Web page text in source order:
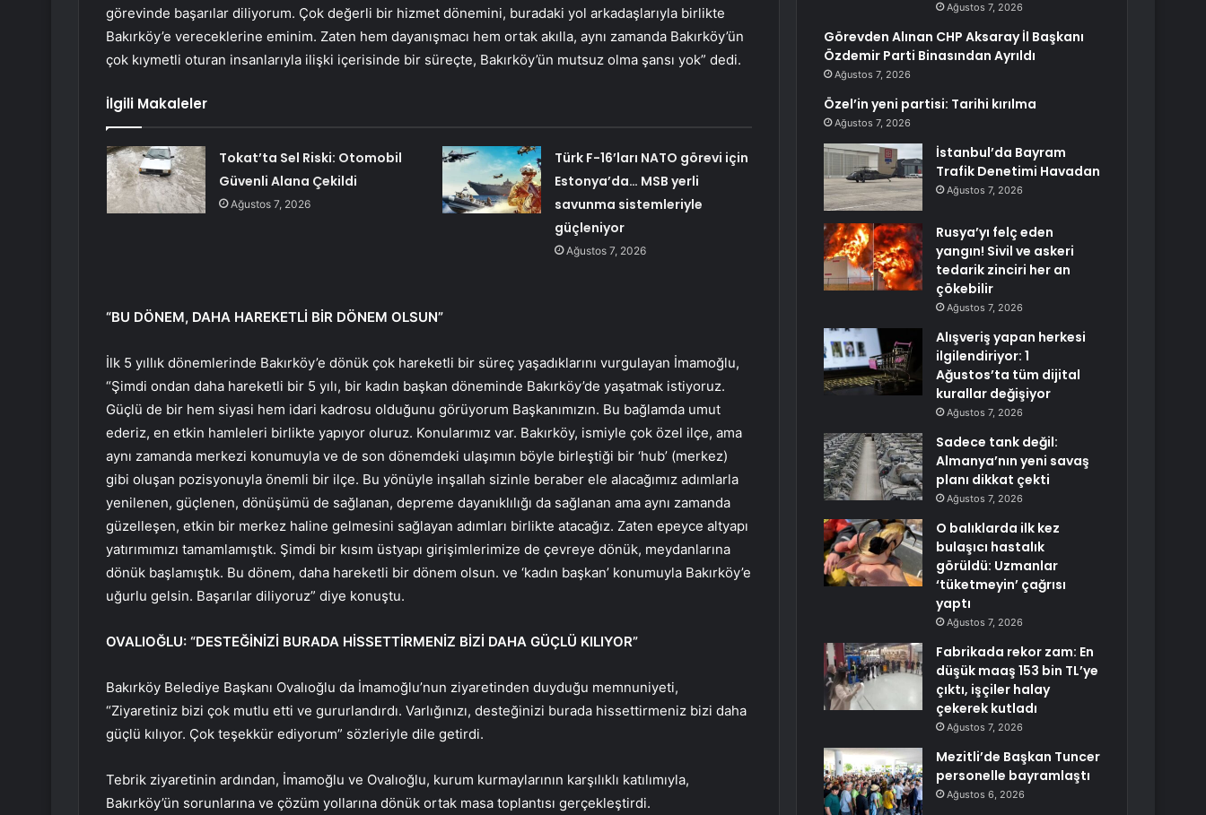
görevinde başarılar diliyorum. Çok değerli bir hizmet dönemini, buradaki yol arkadaşlarıyla birlikte
Bakırköy’e vereceklerine eminim. Zaten hem dayanışmacı hem ortak akılla, aynı zamanda Bakırköy’ün
çok kıymetli oturan insanlarıyla ilişki içerisinde bir süreçte, Bakırköy’ün mutsuz olma şansı yok” dedi.
İlgili Makaleler
Tokat’ta Sel Riski: Otomobil
Güvenli Alana Çekildi
Ağustos 7, 2026
Türk F-16’ları NATO görevi için
Estonya’da… MSB yerli
savunma sistemleriyle
güçleniyor
Ağustos 7, 2026
“BU DÖNEM, DAHA HAREKETLİ BİR DÖNEM OLSUN”
İlk 5 yıllık dönemlerinde Bakırköy’e dönük çok hareketli bir süreç yaşadıklarını vurgulayan İmamoğlu,
“Şimdi ondan daha hareketli bir 5 yılı, bir kadın başkan döneminde Bakırköy’de yaşatmak istiyoruz.
Güçlü de bir hem siyasi hem idari kadrosu olduğunu görüyorum Başkanımızın. Bu bağlamda umut
ederiz, en etkin hamleleri birlikte yapıyor oluruz. Konularımız var. Bakırköy, ismiyle çok özel ilçe, ama
aynı zamanda merkezi konumuyla ve de son dönemdeki ulaşımın böyle birleştiği bir ‘hub’ (merkez)
gibi oluşan pozisyonuyla önemli bir ilçe. Bu yönüyle inşallah sizinle beraber ele alacağımız adımlarla
yenilenen, güçlenen, dönüşümü de sağlanan, depreme dayanıklılığı da sağlanan ama aynı zamanda
güzelleşen, etkin bir merkez haline gelmesini sağlayan adımları birlikte atacağız. Zaten epeyce altyapı
yatırımımızı tamamlamıştık. Şimdi bir kısım üstyapı girişimlerimize de çevreye dönük, meydanlarına
dönük başlamıştık. Bu dönem, daha hareketli bir dönem olsun. ve ‘kadın başkan’ konumuyla Bakırköy’e
uğurlu gelsin. Başarılar diliyoruz” diye konuştu.
OVALIOĞLU: “DESTEĞİNİZİ BURADA HİSSETTİRMENİZ BİZİ DAHA GÜÇLÜ KILIYOR”
Bakırköy Belediye Başkanı Ovalıoğlu da İmamoğlu’nun ziyaretinden duyduğu memnuniyeti,
“Ziyaretiniz bizi çok mutlu etti ve gururlandırdı. Varlığınızı, desteğinizi burada hissettirmeniz bizi daha
güçlü kılıyor. Çok teşekkür ediyorum” sözleriyle dile getirdi.
Tebrik ziyaretinin ardından, İmamoğlu ve Ovalıoğlu, kurum kurmaylarının karşılıklı katılımıyla,
Bakırköy’ün sorunlarına ve çözüm yollarına dönük ortak masa toplantısı gerçekleştirdi.
Ağustos 7, 2026
Görevden Alınan CHP Aksaray İl Başkanı
Özdemir Parti Binasından Ayrıldı
Ağustos 7, 2026
Özel’in yeni partisi: Tarihi kırılma
Ağustos 7, 2026
İstanbul’da Bayram
Trafik Denetimi Havadan
Ağustos 7, 2026
Rusya’yı felç eden
yangın! Sivil ve askeri
tedarik zinciri her an
çökebilir
Ağustos 7, 2026
Alışveriş yapan herkesi
ilgilendiriyor: 1
Ağustos’ta tüm dijital
kurallar değişiyor
Ağustos 7, 2026
Sadece tank değil:
Almanya’nın yeni savaş
planı dikkat çekti
Ağustos 7, 2026
O balıklarda ilk kez
bulaşıcı hastalık
görüldü: Uzmanlar
‘tüketmeyin’ çağrısı
yaptı
Ağustos 7, 2026
Fabrikada rekor zam: En
düşük maaş 153 bin TL’ye
çıktı, işçiler halay
çekerek kutladı
Ağustos 7, 2026
Mezitli’de Başkan Tuncer
personelle bayramlaştı
Ağustos 6, 2026